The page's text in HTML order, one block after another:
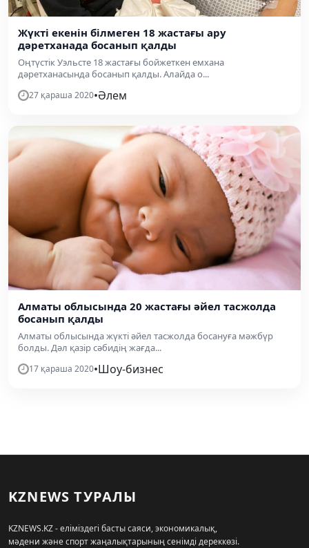
Жүкті екенін білмеген 18 жастағы ару
дәретханада босанып қалды
Оңтүстік Уэльсте 18 жастағы бойжеткен емхана
дәретханасында босанып қалды. Алайда о...
27 қараша 2020•Әлем
Алматы облысында 20 жастағы әйел тасжолда
босанып қалды
Алматы облысында жүкті әйел тасжолда босануға мәжбүр
болды. Дәл қазір сәбидің жағда...
17 қараша 2020•Шоу-бизнес
KZNEWS ТУРАЛЫ
KZNEWS.KZ - еліміздегі басты саяси, экономикалық,
мәдени және спорт жаңалықтарының сенімді дереккөзі.